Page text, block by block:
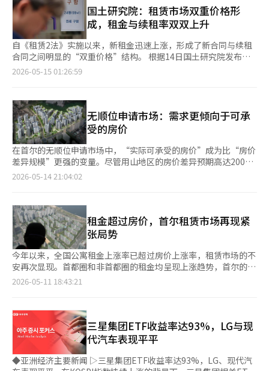
策的成败。关键不在于上涨率本身，而在于江南为何在转让税加征
宽限期结束后再次活跃。这个时点本身就揭示了政策的悖论。 税
收锁定房源的瞬间 税收给卖方提供了两种选择：要么现在出售并
缴税，要么不卖而继续持有。如果税率在可承受范围内，税收会促
使卖方出售，市场上会出现希望在持有负担加重之前出售的房源。
这也是政策设计在转让税加征宽限期结束前所期待的效果。 然
而，当最高税率达到包括地方所得税在内的82.5%时，情况就会改
力，而是让他们放弃出售的因素。税收越重，房源并不会增加，反
而会出现锁定房源的悖论。 在宽限期结束前出现的急售房源迅速
被消化，但宽限期结束后，剩下的房主却有所不同。他们选择了保
留房源。根据房地产大数据平台阿实的统计，宽限期结束后一周
内，首尔的房源减少了6800多套。以非江南区为主的九老区
（-16.6%）、江北区（-15.2%）、城北区（-14.1%）等地的减少
速度更快。市场上可供选择的房源减少，买家面临的选择也变得更
少。 在需求仍然存在的市场中，供应减少会加大价格下行的压
时，市场供应就会减少。政府试图抑制需求，但实际上市场上首先
出现的是供应的减少。 当税收超过了对出售的压力时，税收就会
成为锁定房源的装置。这次江南的反弹正是展示了这一界限的事
件。 这种悖论并不是第一次。诺姆·金政府和文在寅政府的房地
产政策也未能逃脱这一循环。试图抑制需求的调控措施减少了交
易，而交易的减少又加大了稀缺性，这一场景多次重演。调控越
强，卖方选择坚持的诱因就越大。税收和贷款调控并没有消灭需
在这一熟悉的循环中发生的。 江南不是先行者，而是最后防线 江
南房价上涨的事实比江南是最后一个上涨的点更为重要。 在首尔
房地产市场中，江南长期以来是领先指标。江南先上涨，然后麻
浦、龙山、城东跟随，最后温暖扩散到首尔外围和首都圈。然而这
次顺序有所不同。首尔先行动，江南最后加入。 根据韩国房地产
忆道：“后来警察赶到，情况才逐渐平静下来，周围的人建议我搬
到安全性更高的地方。我考虑了很久，最终努力工作后，从30平米
的公寓搬到了50平米。” 诺洪哲表示：“我当时觉得买得很划
算，但没想到房价下跌了4亿。他说过：“我当时跟父母说，我会
在这里买房，让他们住12层，我住11层，但我妈妈和爸爸都不愿
意，因为他们在原来的小区交了朋友。我妈妈的性格和我很像，还
当过妇女会会长。虽然我想给他们买房，但他们都很反感。” 最
90亿，那是53平米的豪华楼层。”※ 本报道经人工智能（AI）系
统翻译与编辑。
国土研究院：租赁市场双重价格形
成，租金与续租率双双上升
自《租赁2法》实施以来，新租金迅速上涨，形成了新合同与续租
合同之间明显的“双重价格”结构。 根据14日国土研究院发布的
《近期住房租赁市场结构变化分析及政策启示》报告，"最近新租
住房租赁市场以首都圈和首尔为中心，租金正在重新上涨，而月租
金则在各地区持续上升。 在首尔，短期内价格与续租申请权使用
率（续租率）相互影响的双向关系得到了确认。从长期来看，价格
先行，续租率随后跟进的现象也有所显现。 尤其是近期以首都圈
和首尔为中心的租金上涨趋势，伴随着续租申请权使用率的上升。
在租金上涨阶段，租客为了避免进一步上涨，积极行使续租权；而
在租金下跌阶段，通过新合同迁移的诱因增加，导致续租率下降。
国土研究院分析认为，首尔租赁市场的高价格波动性是决定租客是
的租金与房价影响力进行分析，确认了租金与房价之间的双向互动
结构。 住房房价在短期内对租金产生影响，而租金的涨跌则在较
长的时间滞后后影响房价。 近期，2020年前后房市过热时期，租
赁市场的价格转移效应增强。房价每上涨1个百分点，24个月内租
金的累计反应在2010至2014年间达到7.28个百分点，随后有所减
弱，但近期仍保持在3个百分点左右的高水平。 租金对房价的影响
在中长期（3至9个月）滞后中显现，且近期冲击反应逐渐扩大。租
金每上涨1个百分点，24个月内房价的累计反应在2010年代迅速扩
分点左右的高水平。 土地交易许可制度（以下简称土许制）的引
入对租赁和月租房源没有显著影响，但对房屋销售房源则显示出明
显的减少效果。 研究团队建议，为了稳定住房租赁市场，应进行
租赁供应结构改革、加强公共租赁角色、管理租金流动性等措施。
他们主张将私人租赁供应结构从个人中心转向企业型长期租赁中
心，强调在满足租金稳定和租客居住安全等公共性要求的前提下，
2026-05-15 01:26:59
无顺位申请市场：需求更倾向于可承
受的房价
在首尔的无顺位申请市场中，“实际可承受的房价”成为比“房价
差异规模”更强的变量。尽管用山地区的房价差异预期高达2000
万韩元，但相对房价较低的东大门区新建公寓的申请人数却接近四
格兰德”55㎡的无顺位申请中，共有46362人报名。该项目为李文
1区重建项目，规模为3069户，已于今年1月开始入住。该项目的
房价约为8830万韩元。考虑到周边市场价格，预计至少可实现4亿
至5亿韩元的房价差异。申请资格仅限于在首尔居住的无房户家庭
主。相比之下，同日进行的用山区汉江路2街的“用山湖畔首
选”105㎡的无顺位申请中，仅有12299人申请。这是由于非法行
为被查处后重新供应的房源。用山湖畔首选的房价受限于房价上限
政策，定价约为19816万韩元。业内人士预计，与周边市场价格相
中却出现了差异。两个项目的申请者均仅限于在首尔居住的无房户
家庭主，且中签公布日相同，因此无法重复申请。最终，申请者选
择了相对资金负担较轻的项目。特别是用山项目的高初始资金负担
被认为是进入的障碍。根据现行贷款限制，15亿至25亿韩元以下
住房的住房抵押贷款限额为最高4亿韩元。加上附加费用，实际需
要的现金约为16亿韩元。而拉美安拉格兰德的房价相对较低，加上
2026-05-14 21:04:02
租金超过房价，首尔租赁市场再现紧
张局势
今年以来，全国公寓租金上涨率已超过房价上涨率，租赁市场的不
安再次显现。首都圈和非首都圈的租金均呈现上涨趋势，首尔的差
距也在迅速缩小，接近超越的局面。 根据韩国房地产院的数据，
金今年上涨了2.20%，超过了房价上涨率（1.79%）0.41个百分
点。非首都圈的租金上涨率为0.94%，高于房价上涨率（0.20%）
0.74个百分点。 尽管首尔的房价上涨率（2.81%）仍高于租金上涨
率（2.61%），但差距已缩小至0.20个百分点。特别是5月第一
周，首尔公寓租金较上周上涨了0.23%，创下自2015年11月第三
2026-05-11 18:43:21
三星集团ETF收益率达93%，LG与现
代汽车表现平平
◆亚洲经济主要新闻 ▷三星集团ETF收益率达93%，LG、现代汽